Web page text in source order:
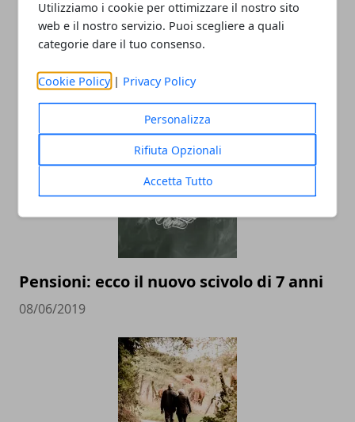
Utilizziamo i cookie per ottimizzare il nostro sito
web e il nostro servizio. Puoi scegliere a quali
categorie dare il tuo consenso.
Cookie Policy | Privacy Policy
Personalizza
Rifiuta Opzionali
Accetta Tutto
ARTICOLI CORRELATI
Pensioni: ecco il nuovo scivolo di 7 anni
08/06/2019